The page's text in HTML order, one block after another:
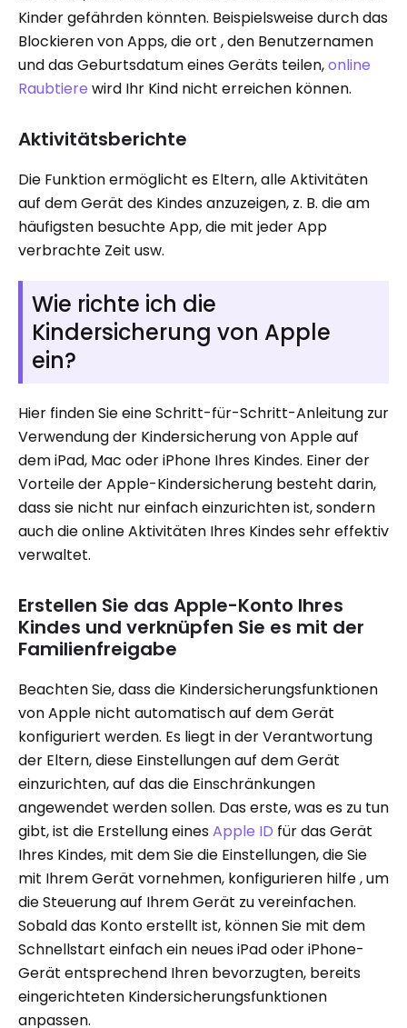
Kinder gefährden könnten. Beispielsweise durch das
Blockieren von Apps, die ort , den Benutzernamen
und das Geburtsdatum eines Geräts teilen,online
Raubtiere wird Ihr Kind nicht erreichen können.
Aktivitätsberichte
Die Funktion ermöglicht es Eltern, alle Aktivitäten
auf dem Gerät des Kindes anzuzeigen, z. B. die am
häufigsten besuchte App, die mit jeder App
verbrachte Zeit usw.
Wie richte ich die
Kindersicherung von Apple
ein?
Hier finden Sie eine Schritt-für-Schritt-Anleitung zur
Verwendung der Kindersicherung von Apple auf
dem iPad, Mac oder iPhone Ihres Kindes. Einer der
Vorteile der Apple-Kindersicherung besteht darin,
dass sie nicht nur einfach einzurichten ist, sondern
auch die online Aktivitäten Ihres Kindes sehr effektiv
verwaltet.
Erstellen Sie das Apple-Konto Ihres
Kindes und verknüpfen Sie es mit der
Familienfreigabe
Beachten Sie, dass die Kindersicherungsfunktionen
von Apple nicht automatisch auf dem Gerät
konfiguriert werden. Es liegt in der Verantwortung
der Eltern, diese Einstellungen auf dem Gerät
einzurichten, auf das die Einschränkungen
angewendet werden sollen. Das erste, was es zu tun
gibt, ist die Erstellung einesApple ID für das Gerät
Ihres Kindes, mit dem Sie die Einstellungen, die Sie
mit Ihrem Gerät vornehmen, konfigurieren hilfe , um
die Steuerung auf Ihrem Gerät zu vereinfachen.
Sobald das Konto erstellt ist, können Sie mit dem
Schnellstart einfach ein neues iPad oder iPhone-
Gerät entsprechend Ihren bevorzugten, bereits
eingerichteten Kindersicherungsfunktionen
anpassen.